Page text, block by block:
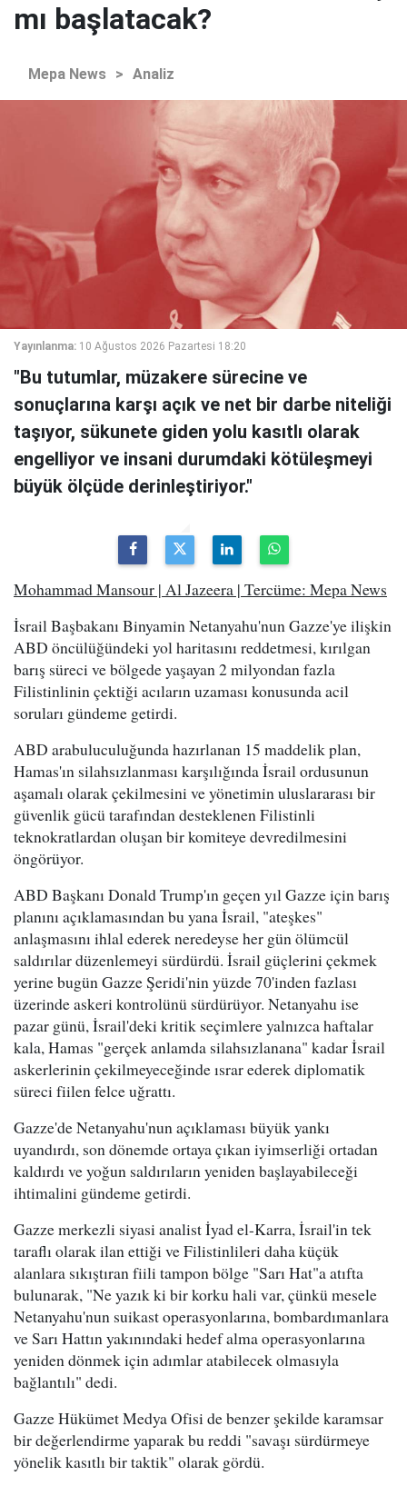
mı başlatacak?
Mepa News > Analiz
Yayınlanma: 10 Ağustos 2026 Pazartesi 18:20
"Bu tutumlar, müzakere sürecine ve
sonuçlarına karşı açık ve net bir darbe niteliği
taşıyor, sükunete giden yolu kasıtlı olarak
engelliyor ve insani durumdaki kötüleşmeyi
büyük ölçüde derinleştiriyor."
Mohammad Mansour | Al Jazeera | Tercüme: Mepa News
İsrail Başbakanı Binyamin Netanyahu'nun Gazze'ye ilişkin
ABD öncülüğündeki yol haritasını reddetmesi, kırılgan
barış süreci ve bölgede yaşayan 2 milyondan fazla
Filistinlinin çektiği acıların uzaması konusunda acil
soruları gündeme getirdi.
ABD arabuluculuğunda hazırlanan 15 maddelik plan,
Hamas'ın silahsızlanması karşılığında İsrail ordusunun
aşamalı olarak çekilmesini ve yönetimin uluslararası bir
güvenlik gücü tarafından desteklenen Filistinli
teknokratlardan oluşan bir komiteye devredilmesini
öngörüyor.
ABD Başkanı Donald Trump'ın geçen yıl Gazze için barış
planını açıklamasından bu yana İsrail, "ateşkes"
anlaşmasını ihlal ederek neredeyse her gün ölümcül
saldırılar düzenlemeyi sürdürdü. İsrail güçlerini çekmek
yerine bugün Gazze Şeridi'nin yüzde 70'inden fazlası
üzerinde askeri kontrolünü sürdürüyor. Netanyahu ise
pazar günü, İsrail'deki kritik seçimlere yalnızca haftalar
kala, Hamas "gerçek anlamda silahsızlanana" kadar İsrail
askerlerinin çekilmeyeceğinde ısrar ederek diplomatik
süreci fiilen felce uğrattı.
Gazze'de Netanyahu'nun açıklaması büyük yankı
uyandırdı, son dönemde ortaya çıkan iyimserliği ortadan
kaldırdı ve yoğun saldırıların yeniden başlayabileceği
ihtimalini gündeme getirdi.
Gazze merkezli siyasi analist İyad el-Karra, İsrail'in tek
taraflı olarak ilan ettiği ve Filistinlileri daha küçük
alanlara sıkıştıran fiili tampon bölge "Sarı Hat"a atıfta
bulunarak, "Ne yazık ki bir korku hali var, çünkü mesele
Netanyahu'nun suikast operasyonlarına, bombardımanlara
ve Sarı Hattın yakınındaki hedef alma operasyonlarına
yeniden dönmek için adımlar atabilecek olmasıyla
bağlantılı" dedi.
Gazze Hükümet Medya Ofisi de benzer şekilde karamsar
bir değerlendirme yaparak bu reddi "savaşı sürdürmeye
yönelik kasıtlı bir taktik" olarak gördü.